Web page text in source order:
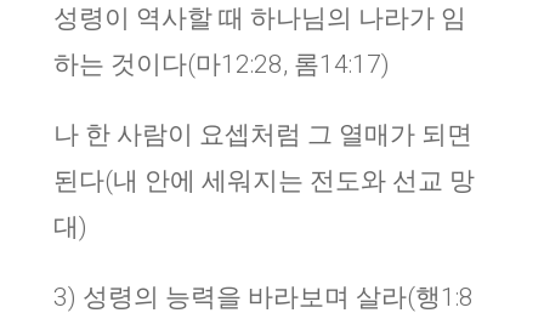
성령이 역사할 때 하나님의 나라가 임
하는 것이다(마12:28, 롬14:17)
나 한 사람이 요셉처럼 그 열매가 되면
된다(내 안에 세워지는 전도와 선교 망
대)
3) 성령의 능력을 바라보며 살라(행1:8